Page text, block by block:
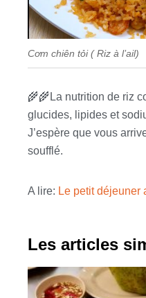
Cơm chiên tỏi ( Riz à l’ail)
🌾🌾La nutrition de riz
glucides, lipides et
J’espère que vous
soufflé.
A lire: Le petit déjeuner
Les articles